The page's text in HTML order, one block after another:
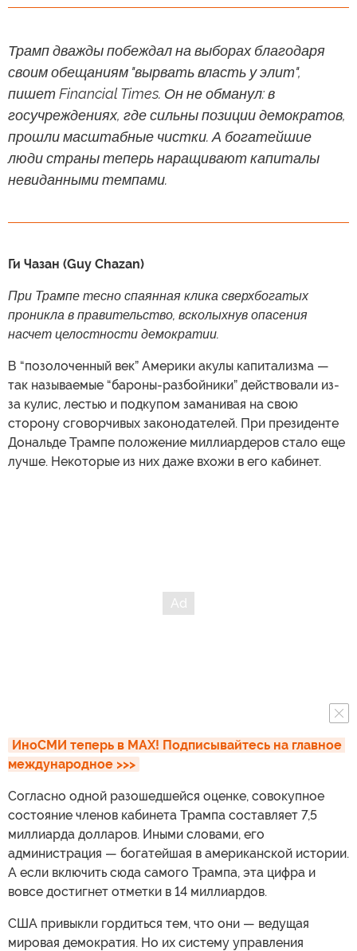
Трамп дважды побеждал на выборах благодаря
своим обещаниям "вырвать власть у элит",
пишет Financial Times. Он не обманул: в
госучреждениях, где сильны позиции демократов,
прошли масштабные чистки. А богатейшие
люди страны теперь наращивают капиталы
невиданными темпами.
Ги Чазан (Guy Chazan)
При Трампе тесно спаянная клика сверхбогатых
проникла в правительство, всколыхнув опасения
насчет целостности демократии.
В “позолоченный век” Америки акулы капитализма —
так называемые “бароны-разбойники” действовали из-
за кулис, лестью и подкупом заманивая на свою
сторону сговорчивых законодателей. При президенте
Дональде Трампе положение миллиардеров стало еще
лучше. Некоторые из них даже вхожи в его кабинет.
ИноСМИ теперь в MAX! Подписывайтесь на главное
международное >>>
Согласно одной разошедшейся оценке, совокупное
состояние членов кабинета Трампа составляет 7,5
миллиарда долларов. Иными словами, его
администрация — богатейшая в американской истории.
А если включить сюда самого Трампа, эта цифра и
вовсе достигнет отметки в 14 миллиардов.
США привыкли гордиться тем, что они — ведущая
мировая демократия. Но их систему управления